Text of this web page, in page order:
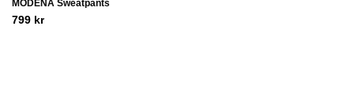
MODENA Sweatpants
799 kr